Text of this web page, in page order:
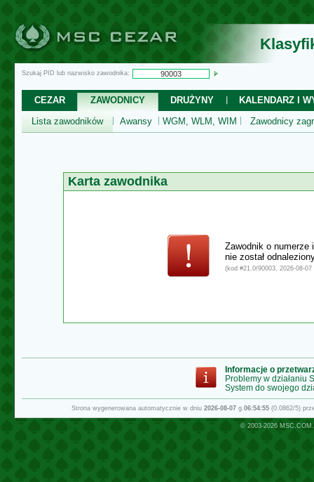
Szukaj PID lub nazwisko zawodnika:
CEZAR ZAWODNICY DRUŻYNY
KALENDARZ I
Lista zawodników
Awansy WGM, WLM, WIM Zawodnicy
Karta zawodnika
Zawodnik o
nie został
(kod #21.0/90003, 2026-08-
Informacje o
Problemy w działaniu
System do swojego
Strona wygenerowana automatycznie w dniu 2026-08-07g.06:54:55(0.0862/5)
© 2003-2026